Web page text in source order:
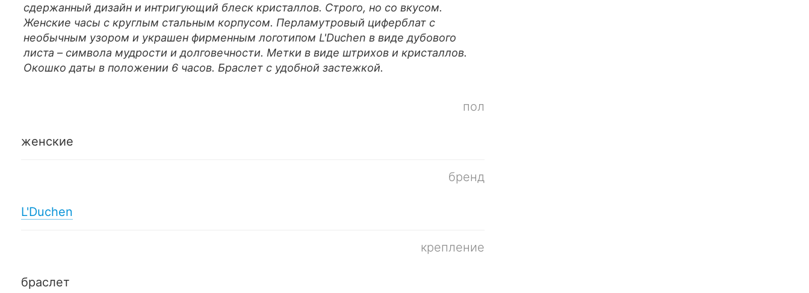
сдержанный дизайн и интригующий блеск кристаллов. Строго, но со вкусом.
Женские часы с круглым стальным корпусом. Перламутровый циферблат с
необычным узором и украшен фирменным логотипом L'Duchen в виде дубового
листа – символа мудрости и долговечности. Метки в виде штрихов и кристаллов.
Окошко даты в положении 6 часов. Браслет с удобной застежкой.
пол
женские
бренд
L'Duchen
крепление
браслет